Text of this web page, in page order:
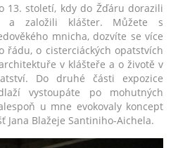
13. století, kdy do Žďáru dorazili
a založili klášter. Můžete s
mnicha, dozvíte se více
řádu, o cisterciáckých opatstvích
v klášteře a o životě v
Do druhé části expozice
vystoupáte po mohutných
u mne evokovaly koncept
Jana Blažeje Santiniho-Aichela.